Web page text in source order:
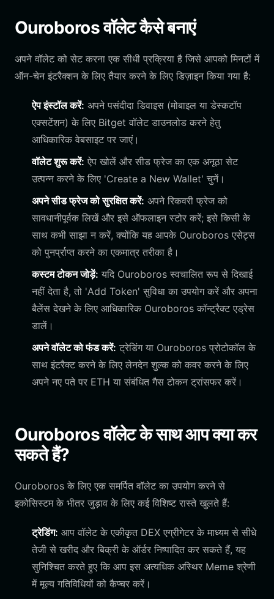
Ouroboros वॉलेट कैसे बनाएं
अपने वॉलेट को सेट करना एक सीधी प्रक्रिया है जिसे आपको मिनटों में
ऑन-चेन इंटरैक्शन के लिए तैयार करने के लिए डिज़ाइन किया गया है:
ऐप इंस्टॉल करें: अपने पसंदीदा डिवाइस (मोबाइल या डेस्कटॉप
एक्सटेंशन) के लिए Bitget वॉलेट डाउनलोड करने हेतु
आधिकारिक वेबसाइट पर जाएं।
वॉलेट शुरू करें: ऐप खोलें और सीड फ्रेज का एक अनूठा सेट
उत्पन्न करने के लिए 'Create a New Wallet' चुनें।
अपने सीड फ्रेज को सुरक्षित करें: अपने रिकवरी फ्रेज को
सावधानीपूर्वक लिखें और इसे ऑफलाइन स्टोर करें; इसे किसी के
साथ कभी साझा न करें, क्योंकि यह आपके Ouroboros एसेट्स
को पुनर्प्राप्त करने का एकमात्र तरीका है।
कस्टम टोकन जोड़ें: यदि Ouroboros स्वचालित रूप से दिखाई
नहीं देता है, तो 'Add Token' सुविधा का उपयोग करें और अपना
बैलेंस देखने के लिए आधिकारिक Ouroboros कॉन्ट्रैक्ट एड्रेस
डालें।
अपने वॉलेट को फंड करें: ट्रेडिंग या Ouroboros प्रोटोकॉल के
साथ इंटरैक्ट करने के लिए लेनदेन शुल्क को कवर करने के लिए
अपने नए पते पर ETH या संबंधित गैस टोकन ट्रांसफर करें।
Ouroboros वॉलेट के साथ आप क्या कर
सकते हैं?
Ouroboros के लिए एक समर्पित वॉलेट का उपयोग करने से
इकोसिस्टम के भीतर जुड़ाव के लिए कई विशिष्ट रास्ते खुलते हैं:
ट्रेडिंग: आप वॉलेट के एकीकृत DEX एग्रीगेटर के माध्यम से सीधे
तेजी से खरीद और बिक्री के ऑर्डर निष्पादित कर सकते हैं, यह
सुनिश्चित करते हुए कि आप इस अत्यधिक अस्थिर Meme श्रेणी
में मूल्य गतिविधियों को कैप्चर करें।